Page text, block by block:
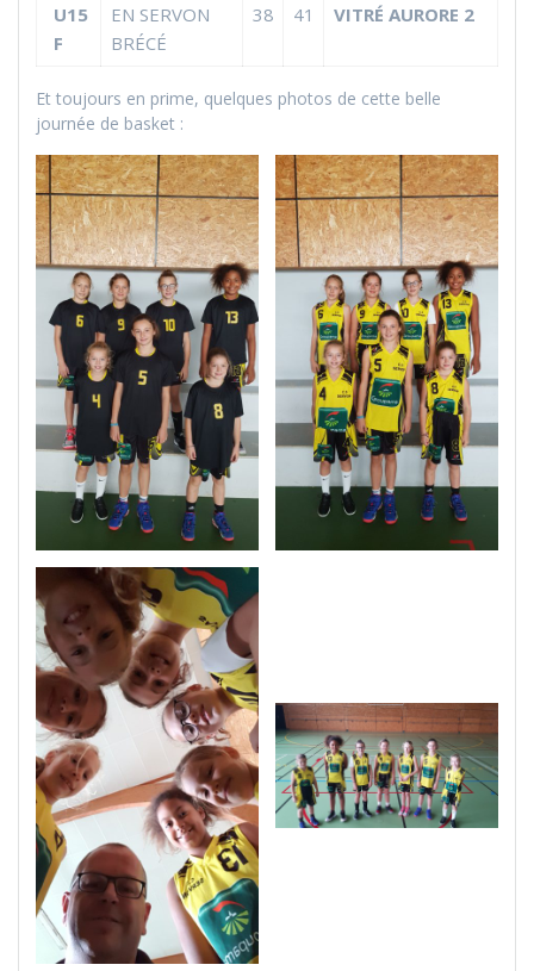
U15
F
EN SERVON
BRÉCÉ
38 41 VITRÉ AURORE 2
Et toujours en prime, quelques photos de cette belle
journée de basket :